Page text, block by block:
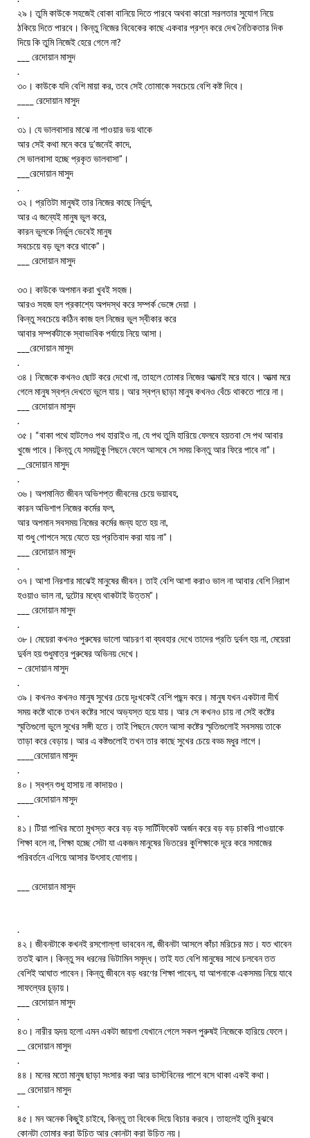
২৯। তুমি কাউকে সহজেই বোকা বানিয়ে দিতে পারবে অথবা কারো সরলতার সুযোগ নিয়ে
ঠকিয়ে দিতে পারবে। কিন্তু নিজের বিবেকের কাছে একবার প্রশ্ন করে দেখ নৈতিকতার দিক
দিয়ে কি তুমি নিজেই হেরে গেলে না?
___ রেদোয়ান মাসুদ
.
৩০। কাউকে যদি বেশি মায়া কর, তবে সেই তোমাকে সবচেয়ে বেশি কষ্ট দিবে।
____ রেদোয়ান মাসুদ
.
৩১। যে ভালবাসার মাঝে না পাওয়ার ভয় থাকে
আর সেই কথা মনে করে দু’জনেই কাদে,
সে ভালবাসা হচ্ছে প্রকৃত ভালবাসা”।
___রেদোয়ান মাসুদ
.
৩২। প্রতিটা মানুষই তার নিজের কাছে নির্ভুল,
আর এ জন্যেই মানুষ ভুল করে,
কারন ভুলকে নির্ভুল ভেবেই মানুষ
সবচেয়ে বড় ভুল করে থাকে”।
___ রেদোয়ান মাসুদ
৩৩। কাউকে অপমান করা খুবই সহজ।
আরও সহজ হল প্রকাশ্যে অপদস্থ করে সম্পর্ক ভেঙ্গে দেয়া ।
কিন্তু সবচেয়ে কঠিন কাজ হল নিজের ভুল স্বীকার করে
আবার সম্পর্কটাকে স্বাভাবিক পর্যায়ে নিয়ে আসা।
___রেদোয়ান মাসুদ
.
৩৪। নিজেকে কখনও ছোট করে দেখো না, তাহলে তোমার নিজের আত্মাই মরে যাবে। আত্মা মরে
গেলে মানুষ স্বপ্ন দেখতে ভুলে যায়। আর স্বপ্ন ছাড়া মানুষ কখনও বেঁচে থাকতে পারে না।
___ রেদোয়ান মাসুদ
.
৩৫। “বাকা পথে হাটলেও পথ হারাইও না, যে পথ তুমি হারিয়ে ফেলবে হয়তবা সে পথ আবার
খুজে পাবে। কিন্তু যে সময়টুকু পিছনে ফেলে আসবে সে সময় কিন্তু আর ফিরে পাবে না”।
__রেদোয়ান মাসুদ
.
৩৬। অপমানিত জীবন অভিশপ্ত জীবনের চেয়ে ভয়াবহ,
কারন অভিশাপ নিজের কর্মের ফল,
আর অপমান সবসময় নিজের কর্মের জন্য হতে হয় না,
যা শুধু গোপনে সয়ে যেতে হয় প্রতিবাদ করা যায় না”।
___ রেদোয়ান মাসুদ
.
৩৭। আশা নিরশার মাঝেই মানুষের জীবন। তাই বেশি আশা করাও ভাল না আবার বেশি নিরাশ
হওয়াও ভাল না, দুটোর মধ্যে থাকটাই উত্তম”।
___ রেদোয়ান মাসুদ
.
৩৮। মেয়েরা কখনও পুরুষের ভালো আচরণ বা ব্যবহার দেখে তাদের প্রতি দুর্বল হয় না, মেয়েরা
দুর্বল হয় শুধুমাত্র পুরুষের অভিনয় দেখে।
– রেদোয়ান মাসুদ
.
৩৯। কখনও কখনও মানুষ সুখের চেয়ে দূঃখকেই বেশি পছন্দ করে। মানুষ যখন একটানা দীর্ঘ
সময় কষ্টে থাকে তখন কষ্টের সাথে অভ্যস্ত হয়ে যায়। আর সে কখনও চায় না সেই কষ্টের
স্মৃতিগুলো ভুলে সুখের সঙ্গী হতে। তাই পিছনে ফেলে আসা কষ্টের স্মৃতিগুলোই সবসময় তাকে
তাড়া করে বেড়ায়। আর এ কষ্টগুলোই তখন তার কাছে সুখের চেয়ে বড্ড মধুর লাগে।
____রেদোয়ান মাসুদ
.
৪০। স্বপ্ন শুধু হাসায় না কাদায়ও।
____রেদোয়ান মাসুদ
.
৪১। টিয়া পাখির মতো মুখস্ত করে বড় বড় সার্টিফিকেট অর্জন করে বড় বড় চাকরি পাওয়াকে
শিক্ষা বলে না, শিক্ষা হচ্ছে সেটা যা একজন মানুষের ভিতরের কুশিক্ষাকে দূরে করে সমাজের
পরিবর্তনে এগিয়ে আসার উৎসাহ যোগায়।
___ রেদোয়ান মাসুদ
.
৪২। জীবনটাকে কখনই রসগোল্লা ভাববেন না, জীবনটা আসলে কাঁচা মরিচের মত। যত খাবেন
ততই ঝাল। কিন্তু সব ধরনের ভিটামিন সমৃদ্ধ। তাই যত বেশি মানুষের সাথে চলবেন তত
বেশিই আঘাত পাবেন। কিন্তু জীবনে বড় ধরণের শিক্ষা পাবেন, যা আপনাকে একসময় নিয়ে যাবে
সাফল্যের চূড়ায়।
___ রেদোয়ান মাসুদ
.
৪৩। নারীর হৃদয় হলো এমন একটা জায়গা যেখানে গেলে সকল পুরুষই নিজেকে হারিয়ে ফেলে।
__ রেদোয়ান মাসুদ
.
৪৪। মনের মতো মানুষ ছাড়া সংসার করা আর ডাস্টবিনের পাশে বসে থাকা একই কথা।
__ রেদোয়ান মাসুদ
.
৪৫। মন অনেক কিছুই চাইবে, কিন্তু তা বিবেক দিয়ে বিচার করবে। তাহলেই তুমি বুঝবে
কোনটা তোমার করা উচিত আর কোনটা করা উচিত নয়।